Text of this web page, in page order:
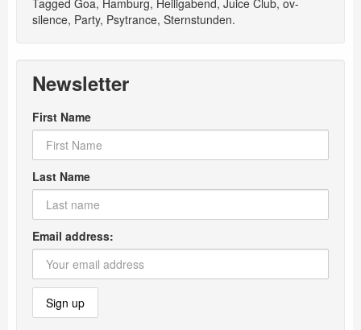
Tagged Goa, Hamburg, Heiligabend, Juice Club, ov-
silence, Party, Psytrance, Sternstunden.
Newsletter
First Name
Last Name
Email address: